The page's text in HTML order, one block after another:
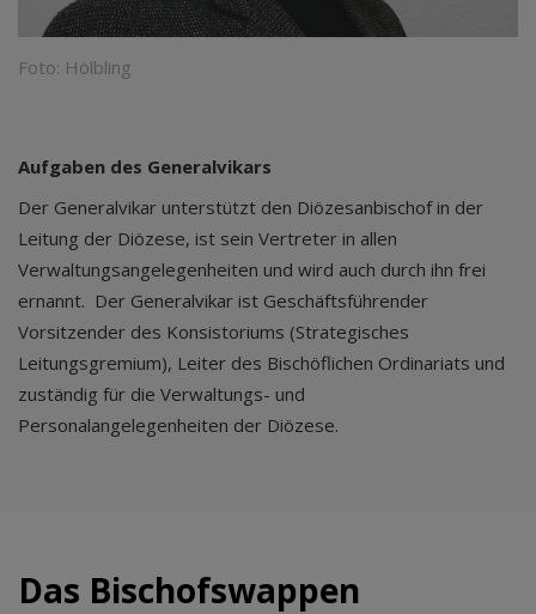
Foto: Hölbling
Aufgaben des Generalvikars
Der Generalvikar unterstützt den Diözesanbischof in der
Leitung der Diözese, ist sein Vertreter in allen
Verwaltungsangelegenheiten und wird auch durch ihn frei
ernannt. Der Generalvikar ist Geschäftsführender
Vorsitzender des Konsistoriums (Strategisches
Leitungsgremium), Leiter des Bischöflichen Ordinariats und
zuständig für die Verwaltungs- und
Personalangelegenheiten der Diözese.
Das Bischofswappen